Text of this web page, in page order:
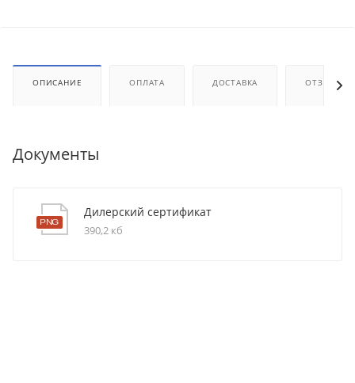
ОПИСАНИЕ ОПЛАТА ДОСТАВКА ОТЗЫВЫ
Документы
Дилерский сертификат
390,2 кб